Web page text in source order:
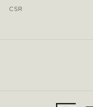
CSR